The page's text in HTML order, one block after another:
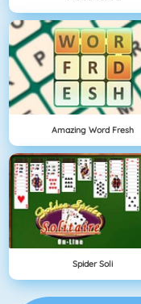
Amazing Word Fresh
Spider Soli